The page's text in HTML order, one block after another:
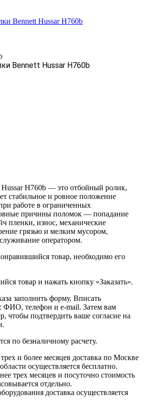
Bennett Hussar H760b
Hussar H760b — это отбойный ролик,
стабильное и ровное положение
работе в ограниченных
причины поломок — попадание
пленки, износ, механические
грязью и мелким мусором,
оператором.
товар, необходимо его
товар и нажать кнопку «Заказать».
заполнить форму. Вписать
телефон и e-mail. Затем вам
чтобы подтвердить ваше согласие на
по безналичному расчету.
и более месяцев доставка по Москве
осуществляется бесплатно.
трех месяцев и посуточно стоимость
отдельно.
доставка осуществляется